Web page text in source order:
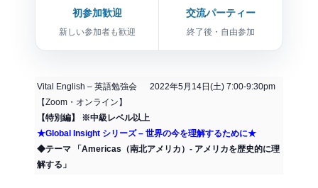
初参加歓迎
新しい参加者も歓迎
交流パーティー
終了後・自由参加
Vital English – 英語勉強会 2022年5月14日(土) 7:00-9:30pm
【Zoom・オンライン】
【特別編】 ※中級レベル以上
★Global Insight シリーズ – 世界の今を理解するために★
◆テーマ 「Americas（南北アメリカ）- アメリカを歴史的に理
解する」